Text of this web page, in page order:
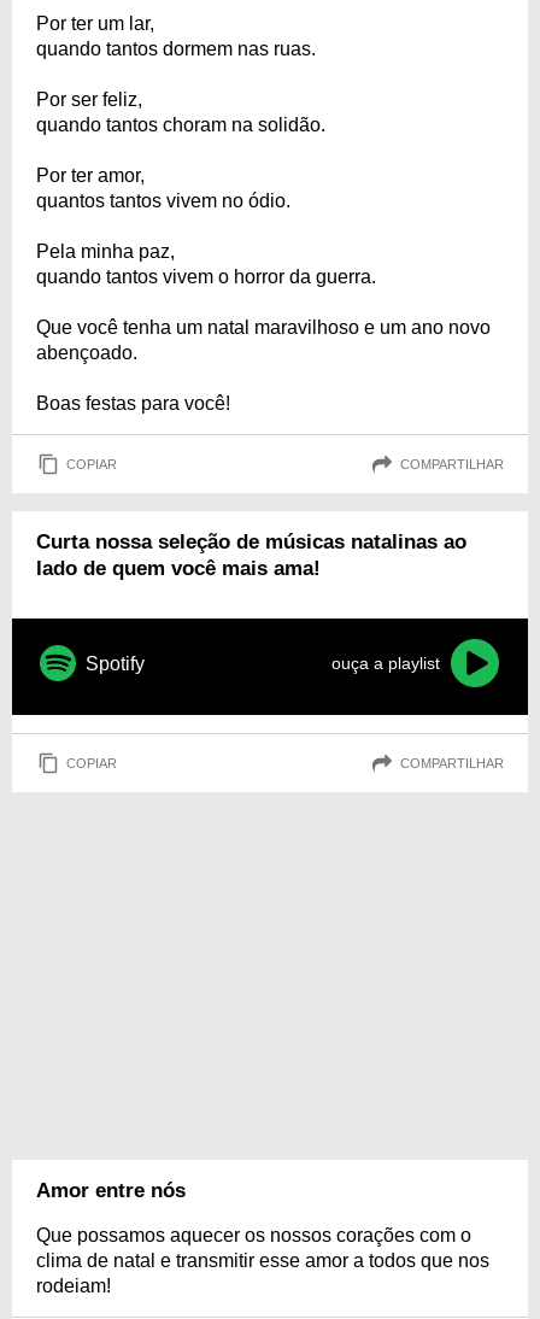
Por ter um lar,
quando tantos dormem nas ruas.
Por ser feliz,
quando tantos choram na solidão.
Por ter amor,
quantos tantos vivem no ódio.
Pela minha paz,
quando tantos vivem o horror da guerra.
Que você tenha um natal maravilhoso e um ano novo
abençoado.
Boas festas para você!
COPIAR COMPARTILHAR
Curta nossa seleção de músicas natalinas ao
lado de quem você mais ama!
Spotify ouça a playlist
COPIAR COMPARTILHAR
Amor entre nós
Que possamos aquecer os nossos corações com o
clima de natal e transmitir esse amor a todos que nos
rodeiam!